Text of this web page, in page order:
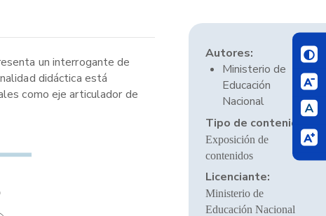
un interrogante de
didáctica está
como eje articulador de
Autores:
Ministerio de
Educación
Nacional
Tipo de contenido:
Exposición de
contenidos
Licenciante:
Ministerio de
Educación Nacional